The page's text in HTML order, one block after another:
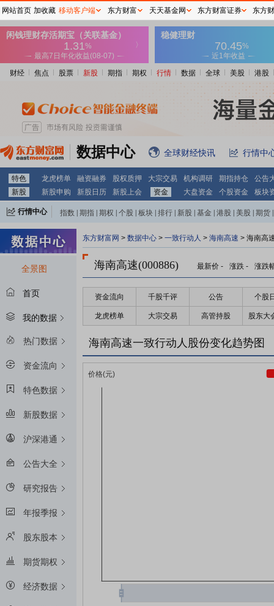
财经 焦点 股票 新股 期指 期权 行情 数据 全球 美股 港股
数据中心 全球财经快讯 行情中
特色 龙虎榜单 融资融券 股权质押 大宗交易 机构调研 期指持仓
公告
新股
新股申购 新股日历 新股上会 资金 大盘资金 个股资金 板块
行情中心 指数 期指 期权 个股 板块 排行 新股 基金 港股 美股 期货
全景图
首页
我的数据
热门数据
资金流向
特色数据
新股数据
沪深港通
公告大全
研究报告
年报季报
股东股本
期货期权
经济数据
东方财富网 > 数据中心 > 一致行动人 > 海南高速 > 海南高
海南高速(000886) 最新价 - 涨跌 - 涨跌
资金流向 千股千评 公告 个股
龙虎榜单 大宗交易 高管持股 股东大
海南高速一致行动人股份变化趋势图
网站首页 加收藏 移动客户端 东方财富 天天基金网 东方财富证券 东方